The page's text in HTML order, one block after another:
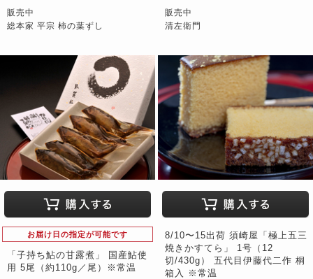
販売中
総本家 平宗 柿の葉ずし
販売中
清左衛門
お届け日の指定が可能です
「子持ち鮎の甘露煮」 国産鮎使
用 5尾（約110g／尾）※常温
8/10〜15出荷 須崎屋「極上五三
焼きかすてら」 1号（12
切/430g） 五代目伊藤代二作 桐
箱入 ※常温